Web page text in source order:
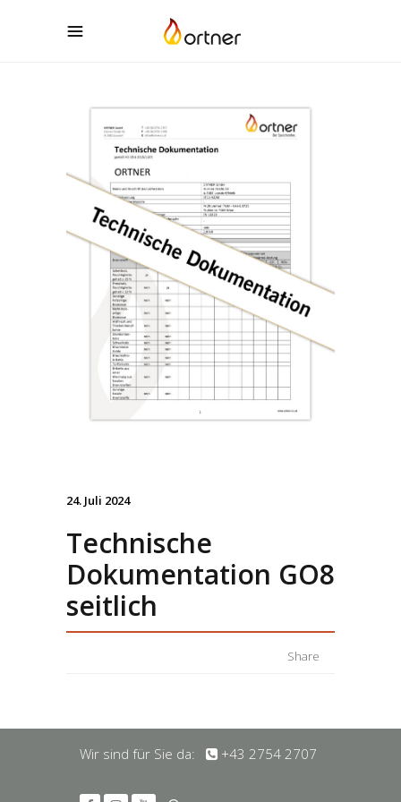
24. Juli 2024
Technische
Dokumentation GO8
seitlich
Share
Wir sind für Sie da: +43 2754 2707